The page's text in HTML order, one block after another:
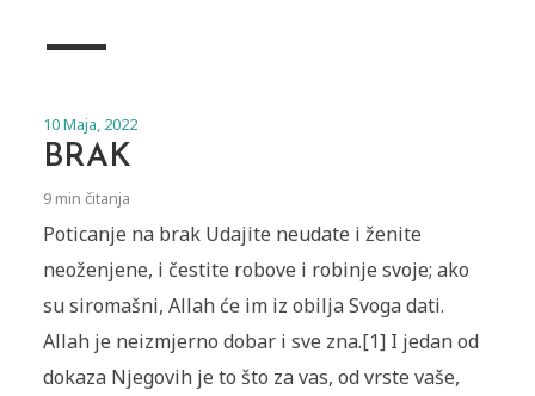
10 Maja, 2022
BRAK
9 min čitanja
Poticanje na brak Udajite neudate i ženite
neoženjene, i čestite robove i robinje svoje; ako
su siromašni, Allah će im iz obilja Svoga dati.
Allah je neizmjerno dobar i sve zna.[1] I jedan od
dokaza Njegovih je to što za vas, od vrste vaše,